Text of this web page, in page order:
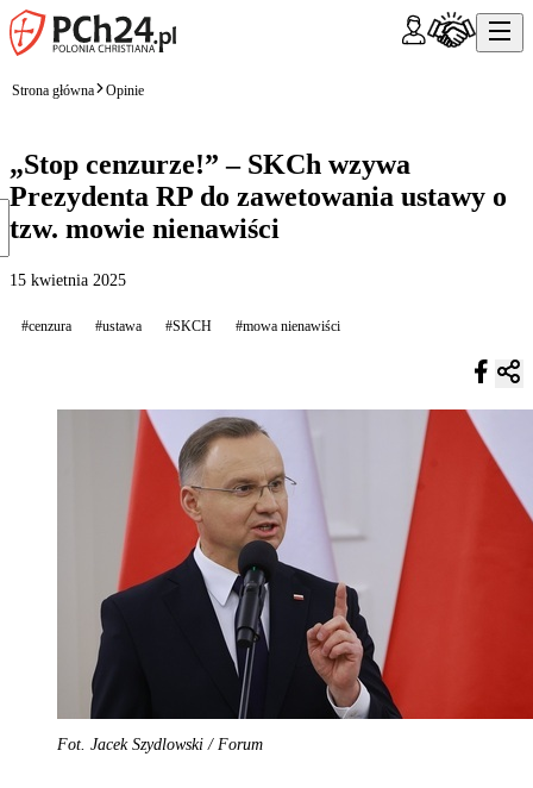
Strona główna Opinie
„Stop cenzurze!” – SKCh wzywa
Prezydenta RP do zawetowania ustawy o
tzw. mowie nienawiści
15 kwietnia 2025
#cenzura #ustawa #SKCH #mowa nienawiści
Fot. Jacek Szydlowski / Forum